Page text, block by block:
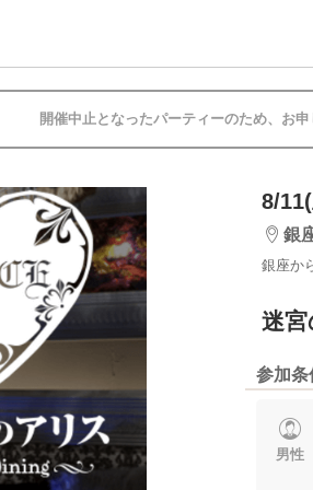
開催中止となったパーティーのため、お申
8/
銀
銀座か
迷
参加条
男性